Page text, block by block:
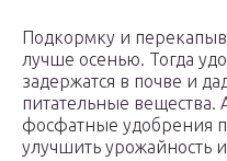
Подкормку и
лучше осенью. Тогда
задержатся в почве и
питательные
фосфатные удобрения
улучшить урожайность